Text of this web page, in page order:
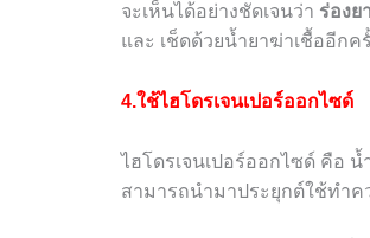
จะเห็นได้อย่างชัดเจนว่า ร่องย
และ เช็ดด้วยน้ำยาฆ่าเชื้ออีกค
4.ใช้ไฮโดรเจนเปอร์ออกไซด์
ไฮโดรเจนเปอร์ออกไซด์ คือ
สามารถนำมาประยุกต์ใช้ทำค